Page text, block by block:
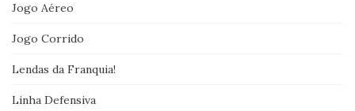
Jogo Aéreo
Jogo Corrido
Lendas da Franquia!
Linha Defensiva